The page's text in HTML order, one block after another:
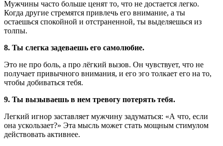
Мужчины часто больше ценят то, что не достается легко.
Когда другие стремятся привлечь его внимание, а ты
остаешься спокойной и отстраненной, ты выделяешься из
толпы.
8. Ты слегка задеваешь его самолюбие.
Это не про боль, а про лёгкий вызов. Он чувствует, что не
получает привычного внимания, и его эго толкает его на то,
чтобы добиваться тебя.
9. Ты вызываешь в нем тревогу потерять тебя.
Легкий игнор заставляет мужчину задуматься: «А что, если
она ускользает?» Эта мысль может стать мощным стимулом
действовать активнее.